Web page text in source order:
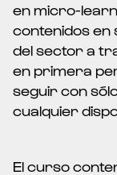
en micro-
contenidos en
del sector a
en primera
seguir con
cualquier
El curso